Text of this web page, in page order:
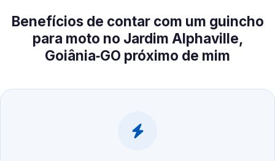
Benefícios de contar com um guincho
para moto no Jardim Alphaville,
Goiânia‑GO próximo de mim